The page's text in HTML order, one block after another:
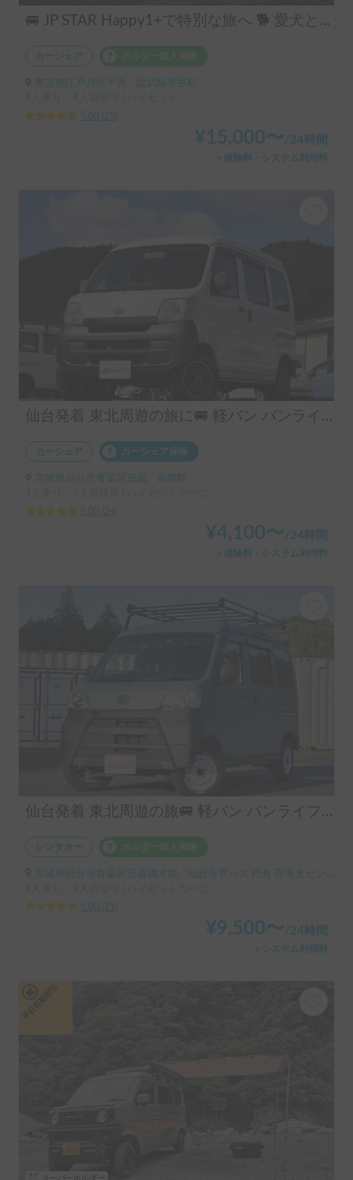
🚐 JP STAR Happy1+で特別な旅へ 🐕 愛犬と一緒に、夫婦旅・ソロキャン・音楽フェスを楽しもう♪
カーシェア
東京都江戸川区平井, ' 総武線平井駅
5.00
29
¥ 15,000〜/24時間
＋保険料・システム利用料
仙台発着 東北周遊の旅に🚐 軽バン バンライフ バンキャンプ 体験車中泊「ESCAPADE号」
カーシェア カーシェア保険
宮城県仙台市青葉区茂庭, ' 葛岡駅
5.00
24
¥4,100〜/24時間
＋保険料・システム利用料
仙台発着 東北周遊の旅🚐 軽バン バンライフ体験 保険料コミ 軽バン バンライフ バンキャンプ 体験車中泊「ESCAPADE号 3」
レンタカー
宮城県仙台市青葉区茂庭綱木西, ' 仙台市営バス 松倉 盲導犬センター停留所
5.00
21
¥9,500〜 /24時間
＋システム利用料